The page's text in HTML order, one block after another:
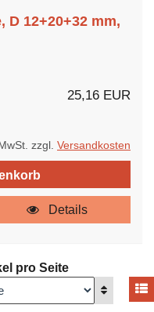
D 12+20+32 mm,
25,16 EUR
zzgl. Versandkosten
Details
pro Seite
Anzeigen